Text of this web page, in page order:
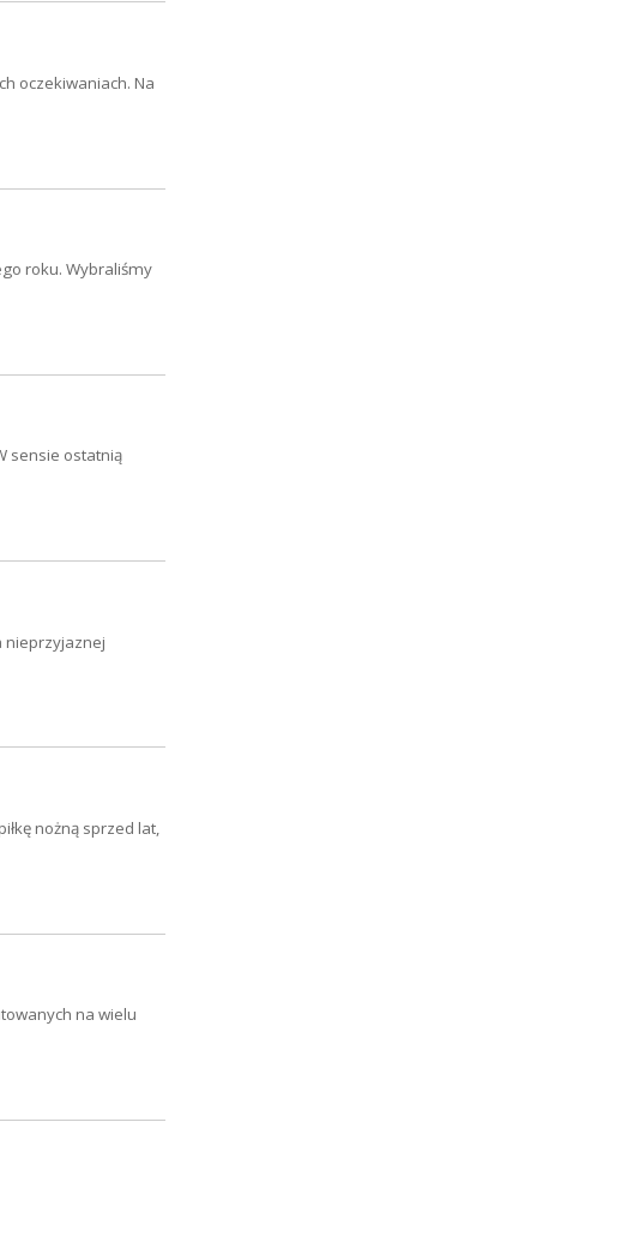
oczekiwaniach. Na
roku. Wybraliśmy
sensie ostatnią
nieprzyjaznej
nożną sprzed lat,
na wielu